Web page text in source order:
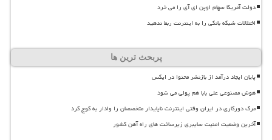
دولت آمریکا سهام اوپن ای آی را می خرد
اختلالات شبکه بانکی را به اینترنت ربط ندهید
پربحث ترین ها
پایان ایجاد درآمد از بازنشر محتوا در ایکس
هوش مصنوعی علی بابا هم پولی می شود
مرگ دورکاری در ایران وقتی اینترنت ناپایدار متخصصان را وادار به کوچ کرد
آخرین وضعیت امنیت سایبری زیرساخت های راه آهن کشور